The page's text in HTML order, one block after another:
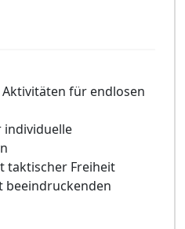
für endlosen
individuelle
taktischer Freiheit
beeindruckenden